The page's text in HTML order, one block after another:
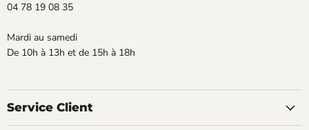
04 78 19 08 35
Mardi au samedi
De 10h à 13h et de 15h à 18h
Service Client